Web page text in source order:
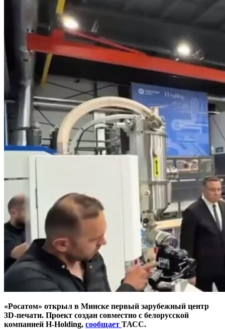
«Росатом» открыл в Минске первый зарубежный центр
3D-печати. Проект создан совместно с белорусской
компанией Н-Holding, сообщает ТАСС.